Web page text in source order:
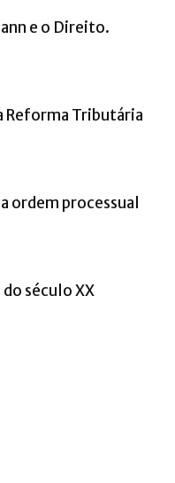
e o Direito.
Reforma Tributária
ordem processual
século XX